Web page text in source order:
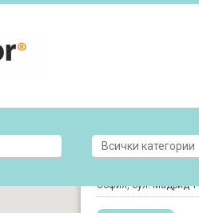
МАЛЪК ГРАДСКИ
ТЕАТЪР ЗАД
София, бул. Мадрид 1